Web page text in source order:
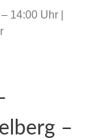
14:00 Uhr |
–